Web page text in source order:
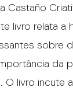
Castaño
livro relata
sobre
da
O livro incute